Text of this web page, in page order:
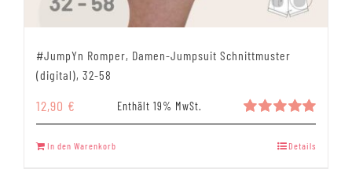
#JumpYn Romper, Damen-Jumpsuit Schnittmuster
(digital), 32-58
Bewertet
5.00
12,90 € Enthält 19% MwSt.
In den Warenkorb Details